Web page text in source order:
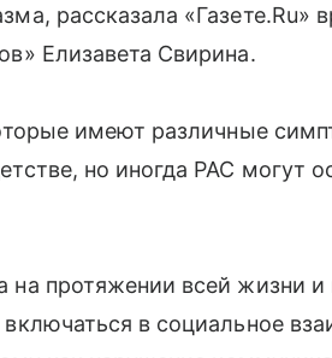
рассказала «Газете.Ru»
Елизавета Свирина.
имеют различные
но иногда РАС могут
на протяжении всей жизни
включаться в социальное